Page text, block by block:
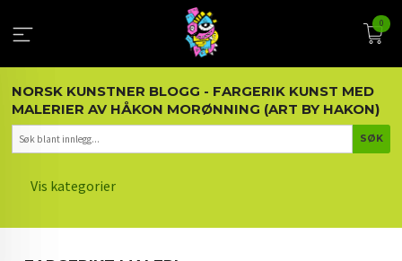
innholdet
0
NORSK KUNSTNER BLOGG - FARGERIK KUNST MED
MALERIER AV HÅKON MORØNNING (ART BY HAKON)
Vis kategorier